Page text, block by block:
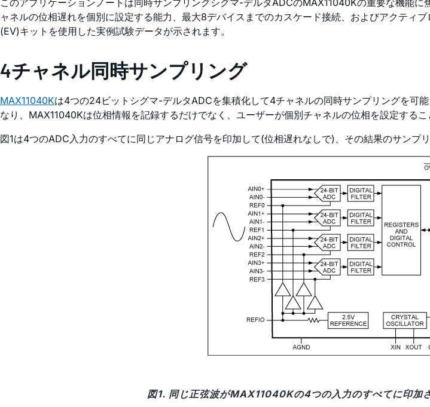
このアプリケーションノートは同時サンプリングシグマ-デルタADCのMAX11040Kの重要な機能
ャネルの位相遅れを個別に設定する能力、最大8デバイスまでのカスケード接続、およびアクティ
(EV)キットを使用した実例試験データが示されます。
4チャネル同時サンプリング
MAX11040Kは4つの24ビットシグマ-デルタADCを集積化して4チャネルの同時サンプリングを可
なり、MAX11040Kは位相情報を記録するだけでなく、ユーザーが個別チャネルの位相を設定する
図1は4つのADC入力のすべてに同じアナログ信号を印加して(位相遅れなしで)、その結果のサンプ
図1. 同じ正弦波がMAX11040Kの4つの入力のすべてに印加